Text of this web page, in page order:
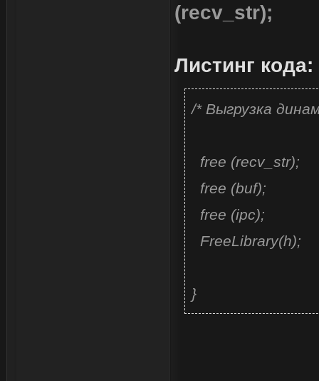
(recv_str);
Листинг кода:
/* Выгрузка
free (recv_str);
free (buf);
free (ipc);
FreeLibrary(h);
}